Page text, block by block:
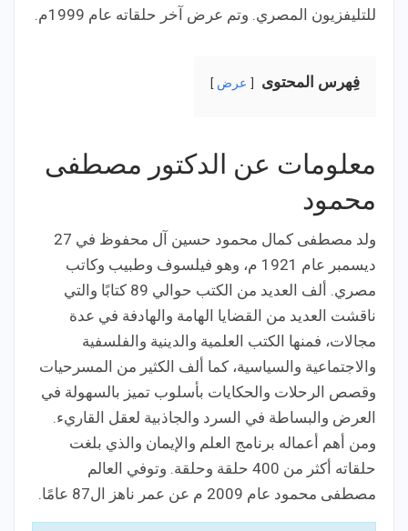
للتليفزيون المصري. وتم عرض آخر حلقاته عام 1999م.
فِهرس المحتوى عرض
معلومات عن الدكتور مصطفى
محمود
ولد مصطفى كمال محمود حسين آل محفوظ في 27
ديسمبر عام 1921 م، وهو فيلسوف وطبيب وكاتب
مصري. ألف العديد من الكتب حوالي 89 كتابًا والتي
ناقشت العديد من القضايا الهامة والهادفة في عدة
مجالات، فمنها الكتب العلمية والدينية والفلسفية
والاجتماعية والسياسية، كما ألف الكثير من المسرحيات
وقصص الرحلات والحكايات بأسلوب تميز بالسهولة في
العرض والبساطة في السرد والجاذبية لعقل القاريء.
ومن أهم أعماله برنامج العلم والإيمان والذي بلغت
حلقاته أكثر من 400 حلقة وحلقة. وتوفي العالم
مصطفى محمود عام 2009 م عن عمر ناهز ال87 عامًا.